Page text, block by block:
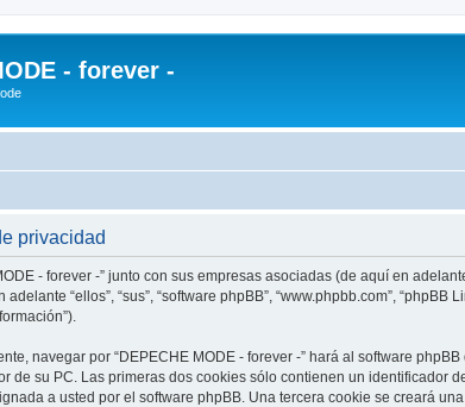
- forever -
privacidad
- forever -” junto con sus empresas asociadas (de aquí en adelante
“ellos”, “sus”, “software phpBB”, “www.phpbb.com”,
navegar por “DEPECHE MODE - forever -” hará al software
de su PC. Las primeras dos cookies sólo contienen un identificador
a usted por el software phpBB. Una tercera cookie se creará